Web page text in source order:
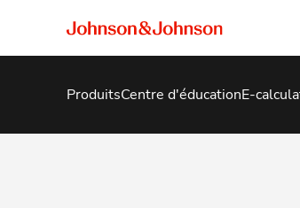
ProduitsCentre d'éducationE-